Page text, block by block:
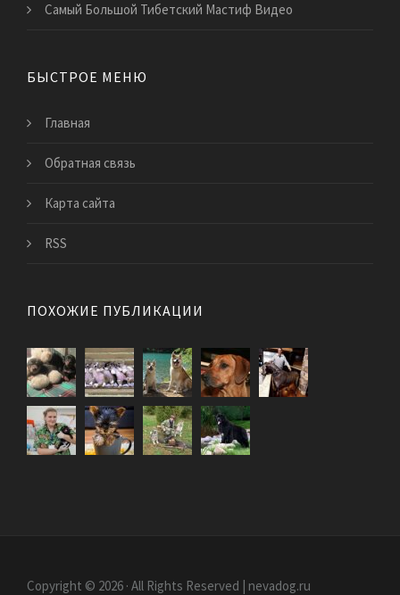
Самый Большой Тибетский Мастиф Видео
БЫСТРОЕ МЕНЮ
Главная
Обратная связь
Карта сайта
RSS
ПОХОЖИЕ ПУБЛИКАЦИИ
Copyright © 2026 · All Rights Reserved | nevadog.ru